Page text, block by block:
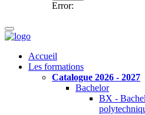
Error:
Accueil
Les formations
Catalogue 2026 - 2027
Bachelor
BX -